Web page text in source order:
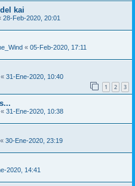
kai
28-Feb-2020, 20:01
« 05-Feb-2020, 17:11
« 31-Ene-2020, 10:40
1 2 3
« 31-Ene-2020, 10:38
« 30-Ene-2020, 23:19
2020, 14:41